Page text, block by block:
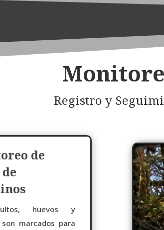
Registro y
de
huevos y
marcados para